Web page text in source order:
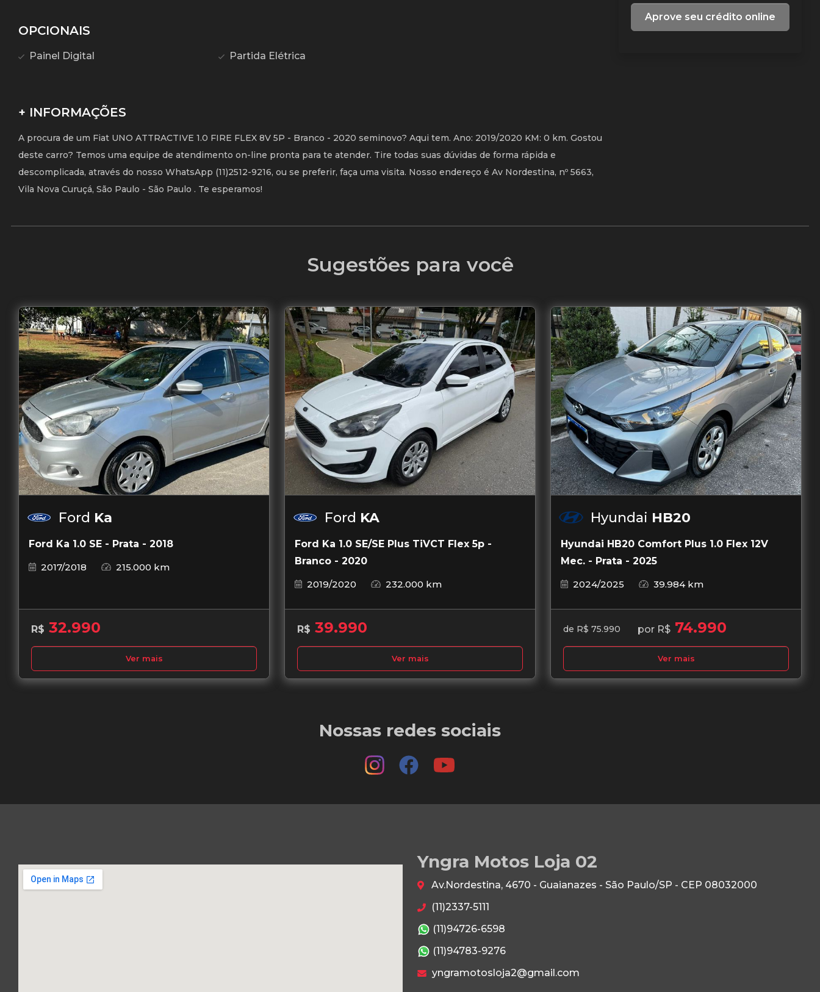
OPCIONAIS
Painel Digital Partida Elétrica
+ INFORMAÇÕES
A procura de um Fiat UNO ATTRACTIVE 1.0 FIRE FLEX 8V 5P - Branco - 2020 seminovo? Aqui tem. Ano: 2019/2020 KM: 0 km. Gostou
deste carro? Temos uma equipe de atendimento on-line pronta para te atender. Tire todas suas dúvidas de forma rápida e
descomplicada, através do nosso WhatsApp (11)2512-9216, ou se preferir, faça uma visita. Nosso endereço é Av Nordestina, nº 5663,
Vila Nova Curuçá, São Paulo - São Paulo . Te esperamos!
Aprove seu crédito online
Sugestões para você
Ford Ka
Ford Ka 1.0 SE - Prata - 2018
2017/2018
215.000 km
R$ 32.990
Ver mais
Ford KA
Ford Ka 1.0 SE/SE Plus TiVCT Flex 5p -
Branco - 2020
2019/2020
232.000 km
R$ 39.990
Ver mais
Hyundai HB20
Hyundai HB20 Comfort Plus 1.0 Flex 12V
Mec. - Prata - 2025
2024/2025
39.984 km
de R$ 75.990 por R$ 74.990
Ver mais
Nossas redes sociais
Yngra Motos Loja 02
Av.Nordestina, 4670 - Guaianazes - São Paulo/SP - CEP 08032000
(11)2337-5111
(11)94726-6598
(11)94783-9276
yngramotosloja2@gmail.com